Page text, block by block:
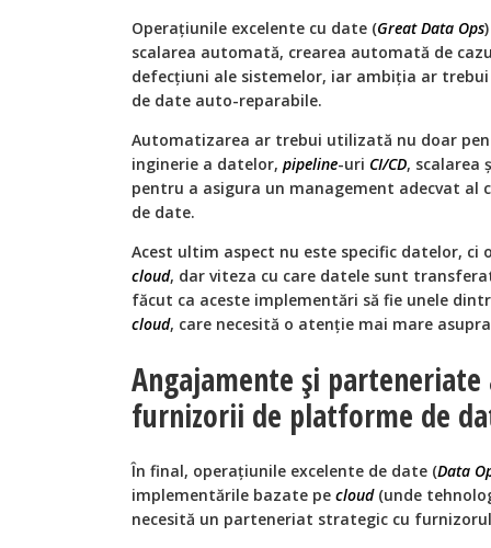
Operațiunile excelente cu date (Great Data Ops
scalarea automată, crearea automată de
defecțiuni ale sistemelor, iar ambiția ar trebui
de date auto-reparabile.
Automatizarea ar trebui utilizată nu doar
inginerie a datelor, pipeline-uri CI/CD, scalarea
pentru a asigura un management adecvat al
de date.
Acest ultim aspect nu este specific datelor,
cloud, dar viteza cu care datele sunt
făcut ca aceste implementări să fie unele
cloud, care necesită o atenție mai mare
Angajamente și parteneriate
furnizorii de platforme de
În final, operațiunile excelente de date (Data
implementările bazate pe cloud(unde
necesită un parteneriat strategic cu